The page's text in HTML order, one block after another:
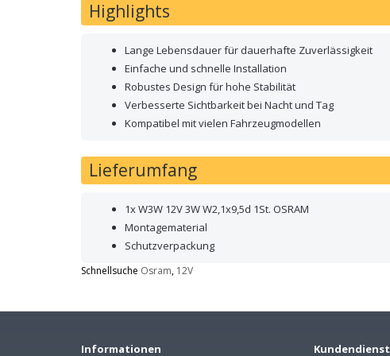
Highlights
Lange Lebensdauer für dauerhafte Zuverlässigkeit
Einfache und schnelle Installation
Robustes Design für hohe Stabilität
Verbesserte Sichtbarkeit bei Nacht und Tag
Kompatibel mit vielen Fahrzeugmodellen
Lieferumfang
1x W3W 12V 3W W2,1x9,5d 1St. OSRAM
Montagematerial
Schutzverpackung
Schnellsuche Osram, 12V
Informationen Kundendienst